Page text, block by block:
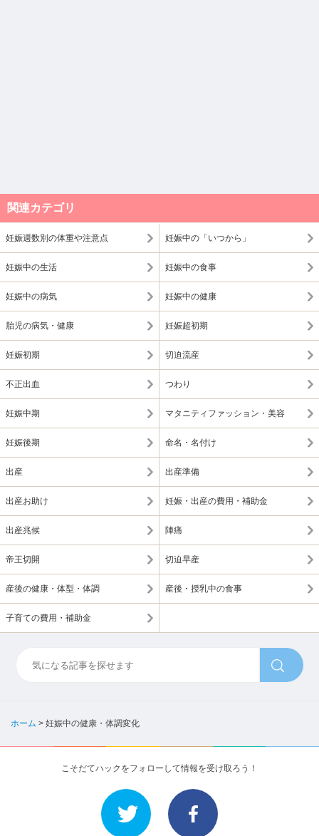
関連カテゴリ
妊娠週数別の体重や注意点 妊娠中の「いつから」
妊娠中の生活 妊娠中の食事
妊娠中の病気 妊娠中の健康
胎児の病気・健康 妊娠超初期
妊娠初期 切迫流産
不正出血 つわり
妊娠中期 マタニティファッション・美容
妊娠後期 命名・名付け
出産 出産準備
出産お助け 妊娠・出産の費用・補助金
出産兆候 陣痛
帝王切開 切迫早産
産後の健康・体型・体調 産後・授乳中の食事
子育ての費用・補助金
ホーム > 妊娠中の健康・体調変化
こそだてハックをフォローして情報を受け取ろう！